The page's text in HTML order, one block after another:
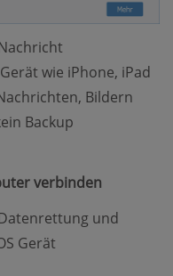
wie iPhone, iPad
Bildern
Backup
verbinden
und
Gerät